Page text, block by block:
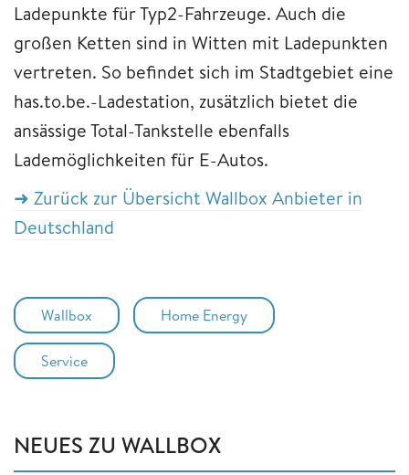
Ladepunkte für Typ2-Fahrzeuge. Auch die
großen Ketten sind in Witten mit Ladepunkten
vertreten. So befindet sich im Stadtgebiet eine
has.to.be.-Ladestation, zusätzlich bietet die
ansässige Total-Tankstelle ebenfalls
Lademöglichkeiten für E-Autos.
➜ Zurück zur Übersicht Wallbox Anbieter in
Deutschland
Wallbox Home Energy
Service
NEUES ZU WALLBOX